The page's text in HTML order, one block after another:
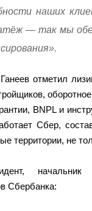
наших
— так мы
отметил
BNPL и
Сбер,
территории, не
начальник
Сбербанка: